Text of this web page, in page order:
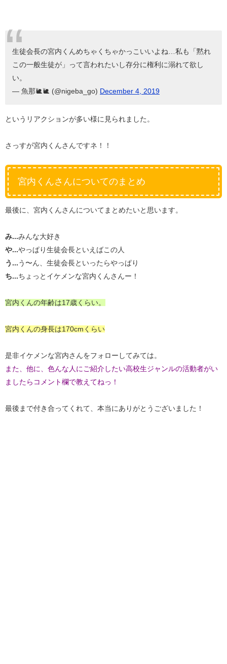
生徒会長の宮内くんめちゃくちゃかっこいいよね…私も「黙れ
この一般生徒が」って言われたいし存分に権利に溺れて欲し
い。
— 魚那🐌🐌 (@nigeba_go) December 4, 2019
というリアクションが多い様に見られました。
さっすが宮内くんさんですネ！！
宮内くんさんについてのまとめ
最後に、宮内くんさんについてまとめたいと思います。
み... みんな大好き
や... やっぱり生徒会長といえばこの人
う...
う〜ん、生徒会長といったらやっぱり
ち... ちょっとイケメンな宮内くんさんー！
宮内くんの年齢は17歳くらい。
宮内くんの身長は170cmくらい
是非イケメンな宮内さんをフォローしてみては。
また、他に、色んな人にご紹介したい高校生ジャンルの活動者がい
ましたらコメント欄で教えてねっ！
最後まで付き合ってくれて、本当にありがとうございました！